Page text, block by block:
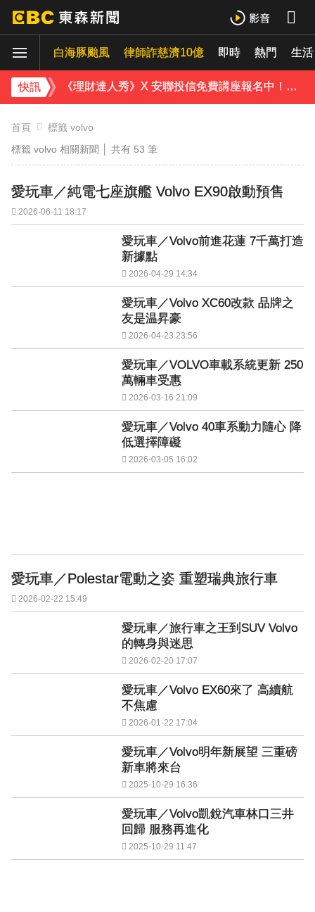
白海豚颱風 律師詐慈濟10億 即時 熱門 生活
快訊
雲林羊肉查出汙染源！ 草料驗出戴奧辛超標
白海豚轉彎逼近中國！陸專家：恐破山竹75年紀錄
《理財達人秀》X 安聯投信免費講座報名中！搶先卡位 2027
首頁
標籤 volvo
標籤 volvo 相關新聞 │ 共有 53 筆
愛玩車／純電七座旗艦 Volvo EX90啟動預售
2026-06-11 18:17
愛玩車／Volvo前進花蓮 7千萬打造
新據點
2026-04-29 14:34
愛玩車／Volvo XC60改款 品牌之
友是温昇豪
2026-04-23 23:56
愛玩車／VOLVO車載系統更新 250
萬輛車受惠
2026-03-16 21:09
愛玩車／Volvo 40車系動力隨心 降
低選擇障礙
2026-03-05 16:02
愛玩車／Polestar電動之姿 重塑瑞典旅行車
2026-02-22 15:49
愛玩車／旅行車之王到SUV Volvo
的轉身與迷思
2026-02-20 17:07
愛玩車／Volvo EX60來了 高續航
不焦慮
2026-01-22 17:04
愛玩車／Volvo明年新展望 三重磅
新車將來台
2025-10-29 16:36
愛玩車／Volvo凱銳汽車林口三井
回歸 服務再進化
2025-10-29 11:47